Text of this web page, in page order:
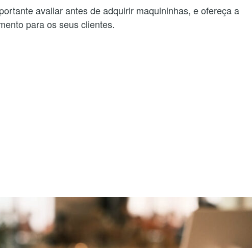
avaliar antes de adquirir maquininhas, e ofereça a
para os seus clientes.